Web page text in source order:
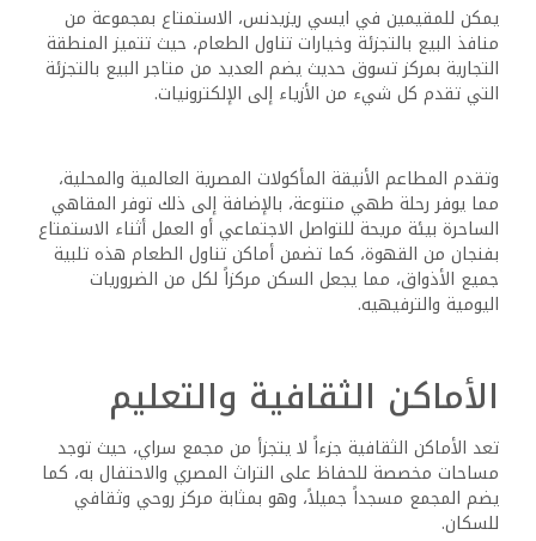
يمكن للمقيمين في ايسي ريزيدنس، الاستمتاع بمجموعة من
منافذ البيع بالتجزئة وخيارات تناول الطعام، حيث تتميز المنطقة
التجارية بمركز تسوق حديث يضم العديد من متاجر البيع بالتجزئة
التي تقدم كل شيء من الأزياء إلى الإلكترونيات.
وتقدم المطاعم الأنيقة المأكولات المصرية العالمية والمحلية،
مما يوفر رحلة طهي متنوعة، بالإضافة إلى ذلك توفر المقاهي
الساحرة بيئة مريحة للتواصل الاجتماعي أو العمل أثناء الاستمتاع
بفنجان من القهوة، كما تضمن أماكن تناول الطعام هذه تلبية
جميع الأذواق، مما يجعل السكن مركزاً لكل من الضروريات
اليومية والترفيهيه.
الأماكن الثقافية والتعليم
تعد الأماكن الثقافية جزءاً لا يتجزأ من مجمع سراي، حيث توجد
مساحات مخصصة للحفاظ على التراث المصري والاحتفال به، كما
يضم المجمع مسجداً جميلاً، وهو بمثابة مركز روحي وثقافي
للسكان.